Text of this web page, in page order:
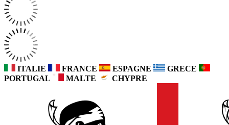
ITALIE FRANCE ESPAGNE
GRECE
PORTUGAL
MALTE CHYPRE